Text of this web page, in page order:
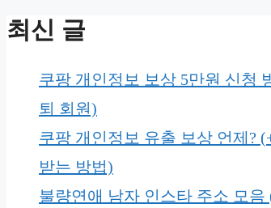
최신 글
쿠팡 개인정보 보상 5만원 신청
퇴 회원)
쿠팡 개인정보 유출 보상 언제?
받는 방법)
불량연애 남자 인스타 주소 모음